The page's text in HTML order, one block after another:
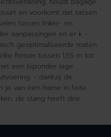
en voorkomt dat tassen
tussen linker- en
aanpassingen en er k -
geoptimaliseerde maten
fietser tussen 1,55 m tot
een bijzonder lage
- dankzij de
je van één frame in feite
de stang heeft drie